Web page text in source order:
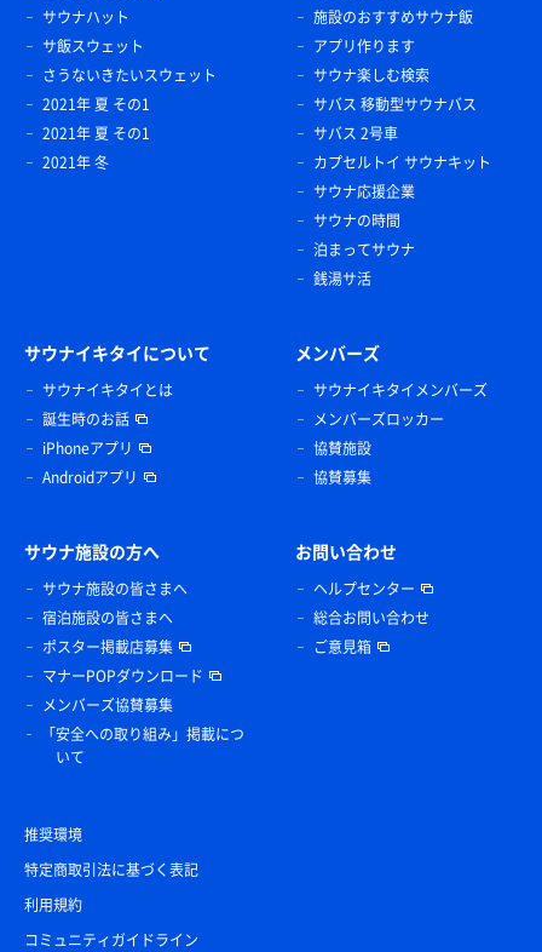
サウナハット
サ飯スウェット
さうないきたいスウェット
2021年 夏 その1
2021年 夏 その1
2021年 冬
施設のおすすめサウナ飯
アプリ作ります
サウナ楽しむ検索
サバス 移動型サウナバス
サバス 2号車
カプセルトイ サウナキット
サウナ応援企業
サウナの時間
泊まってサウナ
銭湯サ活
サウナイキタイについて
サウナイキタイとは
誕生時のお話
iPhoneアプリ
Androidアプリ
メンバーズ
サウナイキタイメンバーズ
メンバーズロッカー
協賛施設
協賛募集
サウナ施設の方へ
サウナ施設の皆さまへ
宿泊施設の皆さまへ
ポスター掲載店募集
マナーPOPダウンロード
メンバーズ協賛募集
「安全への取り組み」掲載につ
いて
お問い合わせ
ヘルプセンター
総合お問い合わせ
ご意見箱
推奨環境
特定商取引法に基づく表記
利用規約
コミュニティガイドライン